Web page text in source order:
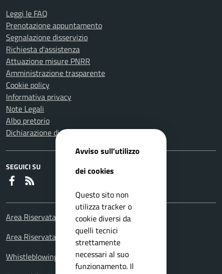
Leggi le FAQ
Prenotazione appuntamento
Segnalazione disservizio
Richiesta d'assistenza
Attuazione misure PNRR
Amministrazione trasparente
Cookie policy
Informativa privacy
Note Legali
Albo pretorio
Dichiarazione di accessibilità
SEGUICI SU
Faceboook
Area Riservata Consiglieri Comunali
Area Riservata Polizia Locale
Whistleblowing – Segnalazioni illeciti
Avviso sull'utilizzo
dei cookies
Questo sito non
utilizza tracker o
cookie diversi da
quelli tecnici
strettamente
necessari al suo
funzionamento. Il